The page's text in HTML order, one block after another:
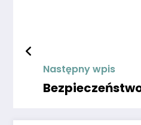
Następny wpis